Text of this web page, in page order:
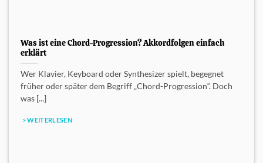
Was ist eine Chord-Progression? Akkordfolgen einfach
erklärt
Wer Klavier, Keyboard oder Synthesizer spielt, begegnet
früher oder später dem Begriff „Chord-Progression“. Doch
was [...]
> WEITERLESEN